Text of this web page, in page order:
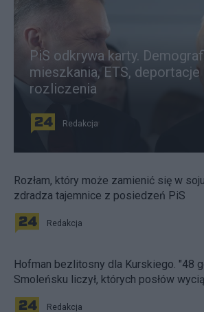
PiS odkrywa karty.
mieszkania, ETS,
rozliczenia
Redakcja
Rozłam, który może zamienić się w
zdradza tajemnice z posiedzeń PiS
Redakcja
Hofman bezlitosny dla Kurskiego. "48
Smoleńsku liczył, których posłów
Redakcja